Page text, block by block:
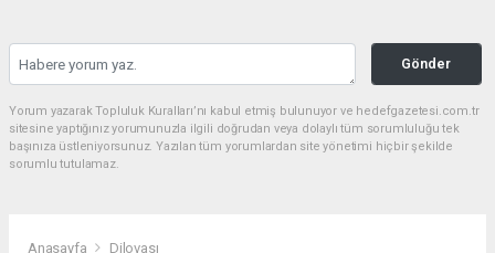
Gönder
Yorum yazarak Topluluk Kuralları’nı kabul etmiş bulunuyor ve hedefgazetesi.com.tr
sitesine yaptığınız yorumunuzla ilgili doğrudan veya dolaylı tüm sorumluluğu tek
başınıza üstleniyorsunuz. Yazılan tüm yorumlardan site yönetimi hiçbir şekilde
sorumlu tutulamaz.
Anasayfa Dilovası